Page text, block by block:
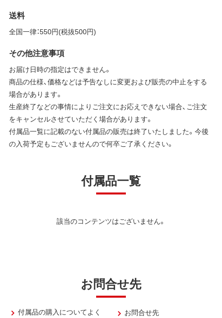
送料
全国一律：550円(税抜500円)
その他注意事項
お届け日時の指定はできません。
商品の仕様、価格などは予告なしに変更および販売の中止をする
場合があります。
生産終了などの事情によりご注文にお応えできない場合、ご注文
をキャンセルさせていただく場合があります。
付属品一覧に記載のない付属品の販売は終了いたしました。今後
の入荷予定もございませんので何卒ご了承ください。
付属品一覧
該当のコンテンツはございません。
お問合せ先
付属品の購入についてよく
お問合せ先